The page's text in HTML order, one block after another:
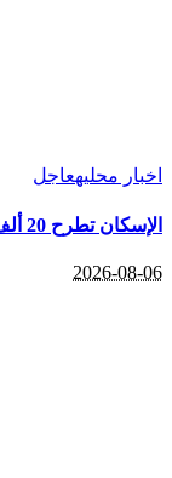
اخبار محليهعاجل
الإسكان تطرح 20 ألف وحدة بنظام الإيجار.. اعرف الشروط والمدن
2026-08-06